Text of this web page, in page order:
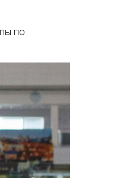
по